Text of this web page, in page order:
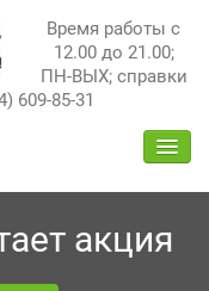
Время работы с
12.00 до 21.00;
ПН-ВЫХ; справки
609-85-31
акция